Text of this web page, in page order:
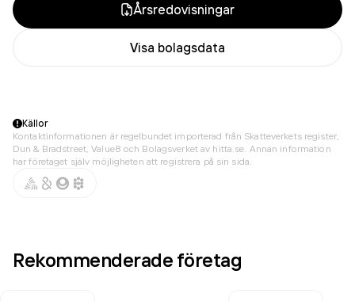
Årsredovisningar
Visa bolagsdata
Källor
Kontaktinformationen är regelbundet importerad från Skatteverkets register,
Dun & Bradstreet, Value8 och Bolagsverket av hitta.se. Annan information
har företaget själv möjligheten att registrera på sin sida.
Rekommenderade företag